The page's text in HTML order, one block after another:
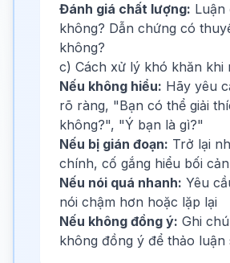
Đánh giá chất lượng: Luận
không? Dẫn chứng có
không?
c) Cách xử lý khó khăn khi
Nếu không hiểu: Hãy yêu
rõ ràng, "Bạn có thể giải
không?", "Ý bạn là gì?"
Nếu bị gián đoạn: Trở lại
chính, cố gắng hiểu bối
Nếu nói quá nhanh: Yêu
nói chậm hơn hoặc lặp lại
Nếu không đồng ý: Ghi
không đồng ý để thảo luận